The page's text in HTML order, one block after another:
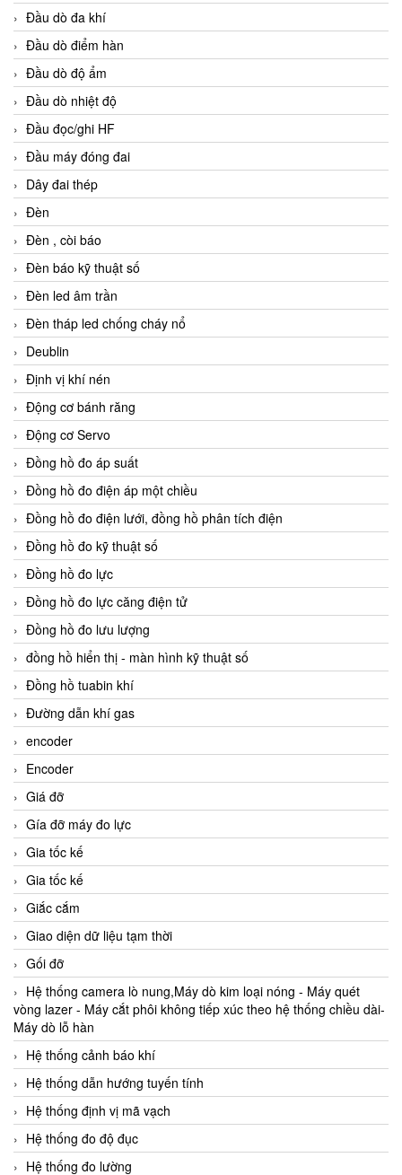
Đầu dò đa khí
Đầu dò điểm hàn
Đầu dò độ ẩm
Đầu dò nhiệt độ
Đầu đọc/ghi HF
Đầu máy đóng đai
Dây đai thép
Đèn
Đèn , còi báo
Đèn báo kỹ thuật số
Đèn led âm trần
Đèn tháp led chống cháy nổ
Deublin
Định vị khí nén
Động cơ bánh răng
Động cơ Servo
Đồng hồ đo áp suất
Đồng hồ đo điện áp một chiều
Đồng hồ đo điện lưới, đồng hồ phân tích điện
Đồng hồ đo kỹ thuật số
Đồng hồ đo lực
Đồng hồ đo lực căng điện tử
Đồng hồ đo lưu lượng
đồng hồ hiển thị - màn hình kỹ thuật số
Đồng hồ tuabin khí
Đường dẫn khí gas
encoder
Encoder
Giá đỡ
Gía đỡ máy đo lực
Gia tốc kế
Gia tốc kế
Giắc cắm
Giao diện dữ liệu tạm thời
Gối đỡ
Hệ thống camera lò nung,Máy dò kim loại nóng - Máy quét
vòng lazer - Máy cắt phôi không tiếp xúc theo hệ thống chiều dài-
Máy dò lỗ hàn
Hệ thống cảnh báo khí
Hệ thống dẫn hướng tuyến tính
Hệ thống định vị mã vạch
Hệ thống đo độ đục
Hệ thống đo lường